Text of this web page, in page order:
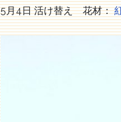
5月4日 活け替え 花材：